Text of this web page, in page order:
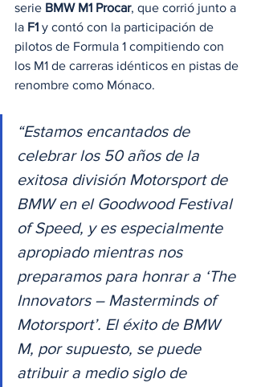
serie BMW M1 Procar, que corrió junto a
la F1 y contó con la participación de
pilotos de Formula 1 compitiendo con
los M1 de carreras idénticos en pistas de
renombre como Mónaco.
“Estamos encantados de
celebrar los 50 años de la
exitosa división Motorsport de
BMW en el Goodwood Festival
of Speed, y es especialmente
apropiado mientras nos
preparamos para honrar a ‘The
Innovators – Masterminds of
Motorsport’. El éxito de BMW
M, por supuesto, se puede
atribuir a medio siglo de